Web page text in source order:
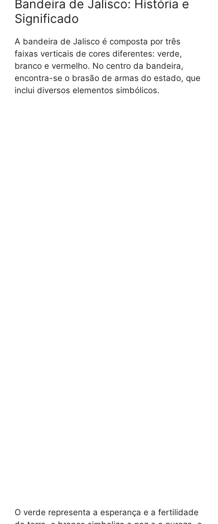
Bandeira de Jalisco: História e
Significado
A bandeira de Jalisco é composta por três
faixas verticais de cores diferentes: verde,
branco e vermelho. No centro da bandeira,
encontra-se o brasão de armas do estado, que
inclui diversos elementos simbólicos.
O verde representa a esperança e a fertilidade